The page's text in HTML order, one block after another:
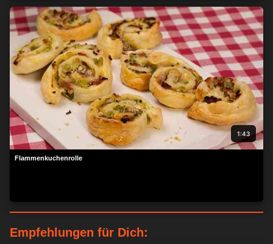
1:43
Flammenkuchenrolle
Empfehlungen für Dich: